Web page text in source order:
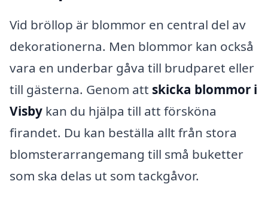
Vid bröllop är blommor en central del av
dekorationerna. Men blommor kan också
vara en underbar gåva till brudparet eller
till gästerna. Genom att skicka blommor i
Visby kan du hjälpa till att försköna
firandet. Du kan beställa allt från stora
blomsterarrangemang till små buketter
som ska delas ut som tackgåvor.